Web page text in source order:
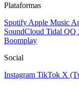
Plataformas
Spotify Apple Music
SoundCloud Tidal QQ
Boomplay
Social
Instagram TikTok X